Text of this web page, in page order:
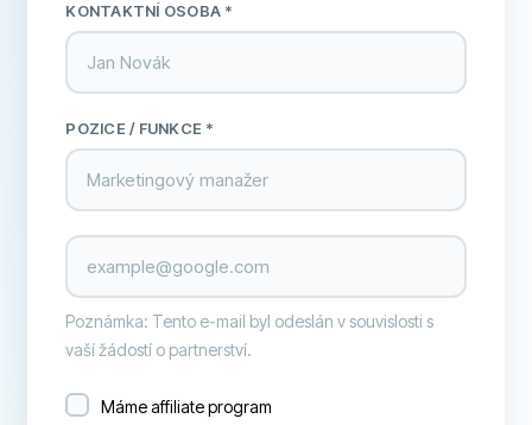
KONTAKTNÍ OSOBA *
POZICE / FUNKCE *
Poznámka: Tento e-mail byl odeslán v souvislosti s
vaší žádostí o partnerství.
Máme affiliate program